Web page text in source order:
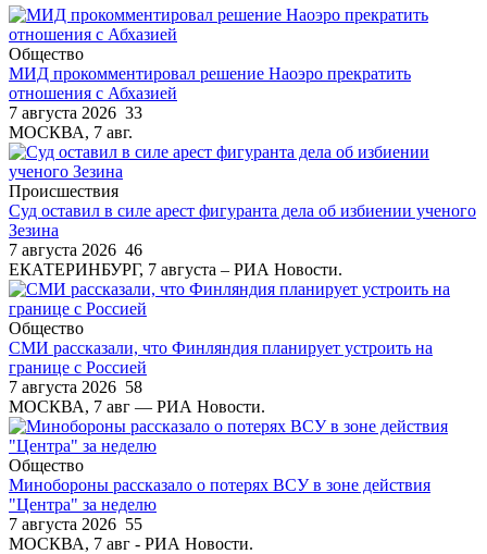
Общество
МИД прокомментировал решение Наоэро прекратить
отношения с Абхазией
7 августа 2026 33
МОСКВА, 7 авг.
Происшествия
Суд оставил в силе арест фигуранта дела об избиении ученого
Зезина
7 августа 2026 46
ЕКАТЕРИНБУРГ, 7 августа – РИА Новости.
Общество
СМИ рассказали, что Финляндия планирует устроить на
границе с Россией
7 августа 2026 58
МОСКВА, 7 авг — РИА Новости.
Общество
Минобороны рассказало о потерях ВСУ в зоне действия
"Центра" за неделю
7 августа 2026 55
МОСКВА, 7 авг - РИА Новости.